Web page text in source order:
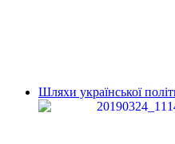
Шляхи української